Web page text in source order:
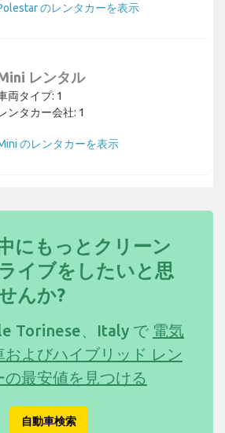
のレンタカーを表示
レンタル
両タイプ: 1
ンタカー会社: 1
のレンタカーを表示
にもっとクリーン
イブをしたいと思
んか?
Torinese、Italy で 電気
およびハイブリッド レン
の最安値を見つける
自動車検索